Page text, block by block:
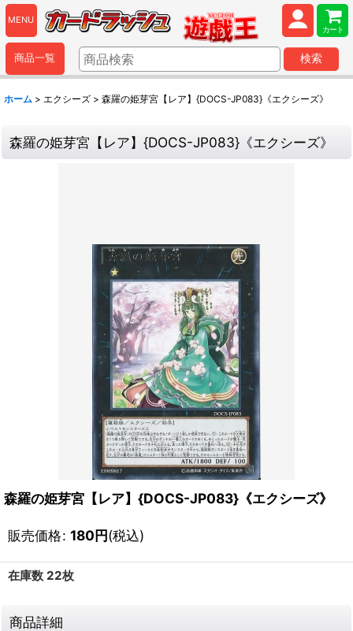
MENU
カート
商品一覧 検索
ホーム > エクシーズ > 森羅の姫芽宮【レア】{DOCS-JP083}《エクシーズ》
森羅の姫芽宮【レア】{DOCS-JP083}《エクシーズ》
森羅の姫芽宮【レア】{DOCS-JP083}《エクシーズ》
販売価格: 180円(税込)
在庫数 22枚
商品詳細